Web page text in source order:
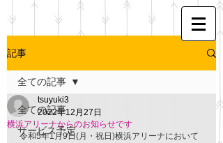
記事
全ての記事
サービス予定
全ての記事
横浜アリーナからのお知らせです
tsuyuki3
2022年12月27日
令和5年1月9日(月・祝日)横浜アリーナにおいて